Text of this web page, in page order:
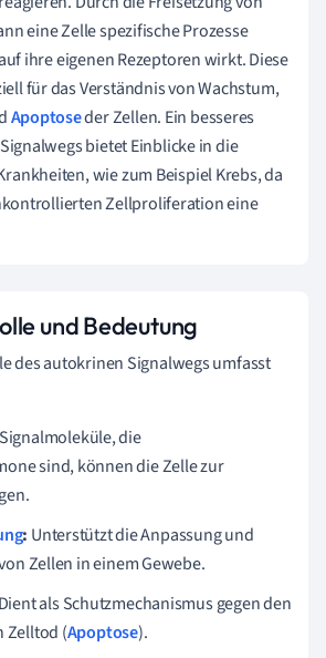
eine Zelle spezifische Prozesse
ihre eigenen Rezeptoren wirkt. Diese
für das Verständnis von Wachstum,
Apoptoseder Zellen. Ein besseres
bietet Einblicke in die
wie zum Beispiel Krebs, da
Zellproliferation eine
und Bedeutung
des autokrinen Signalwegs umfasst
Signalmoleküle, die
sind, können die Zelle zur
: Unterstützt die Anpassung und
Zellen in einem Gewebe.
Dient als Schutzmechanismus gegen den
Zelltod (Apoptose).